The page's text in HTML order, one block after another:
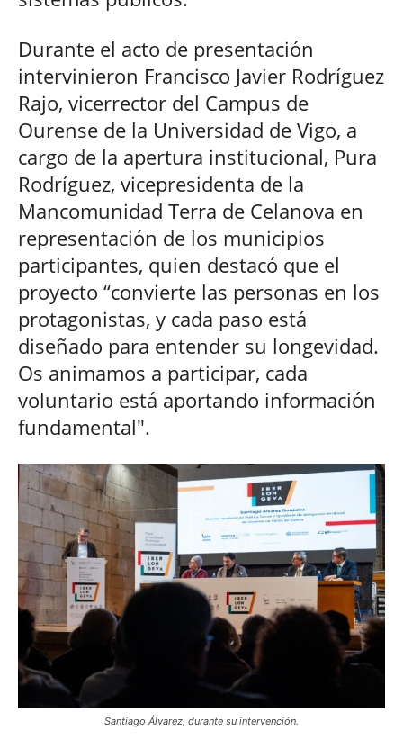
Durante el acto de presentación
intervinieron Francisco Javier Rodríguez
Rajo, vicerrector del Campus de
Ourense de la Universidad de Vigo, a
cargo de la apertura institucional, Pura
Rodríguez, vicepresidenta de la
Mancomunidad Terra de Celanova en
representación de los municipios
participantes, quien destacó que el
proyecto “convierte las personas en los
protagonistas, y cada paso está
diseñado para entender su longevidad.
Os animamos a participar, cada
voluntario está aportando información
fundamental".
Santiago Álvarez, durante su intervención.